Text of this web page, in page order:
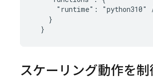
"runtime": "python310"
    }
スケーリング動作を制